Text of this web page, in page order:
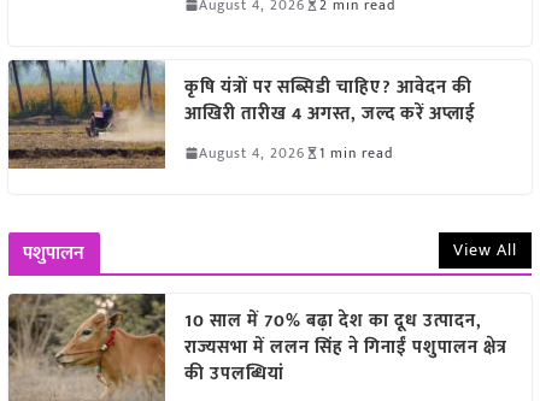
कृषि यंत्रों पर सब्सिडी चाहिए? आवेदन की
आखिरी तारीख 4 अगस्त, जल्द करें अप्लाई
August 4, 2026 1 min read
पशुपालन View All
10 साल में 70% बढ़ा देश का दूध उत्पादन,
राज्यसभा में ललन सिंह ने गिनाईं पशुपालन क्षेत्र
की उपलब्धियां